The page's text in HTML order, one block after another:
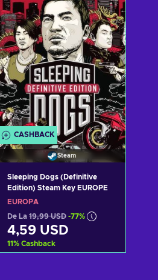
CASHBACK
Steam
Sleeping Dogs (Definitive
Edition) Steam Key EUROPE
EUROPA
De La 19,99 USD -77%
4,59 USD
11% Cashback